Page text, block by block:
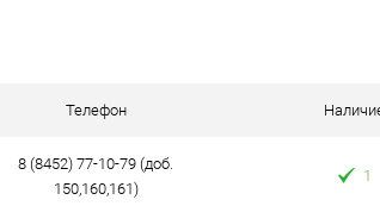
Телефон
8 (8452) 77-10-79 (доб.
150,160,161)
1